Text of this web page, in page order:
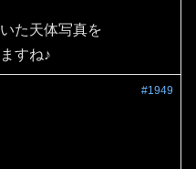
た天体写真を
すね♪
#1949